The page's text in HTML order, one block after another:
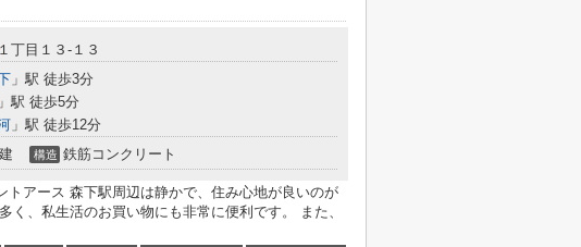
１丁目１３-１３
」駅 徒歩3分
」駅 徒歩5分
」駅 徒歩12分
構造 鉄筋コンクリート
トアース 森下駅周辺は静かで、住み心地が良いのが
く、私生活のお買い物にも非常に便利です。 また、